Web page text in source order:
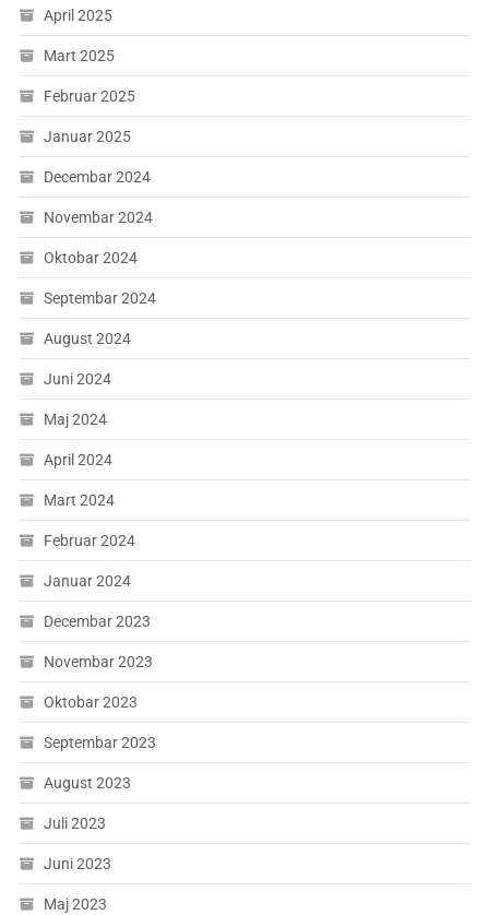
April 2025
Mart 2025
Februar 2025
Januar 2025
Decembar 2024
Novembar 2024
Oktobar 2024
Septembar 2024
August 2024
Juni 2024
Maj 2024
April 2024
Mart 2024
Februar 2024
Januar 2024
Decembar 2023
Novembar 2023
Oktobar 2023
Septembar 2023
August 2023
Juli 2023
Juni 2023
Maj 2023